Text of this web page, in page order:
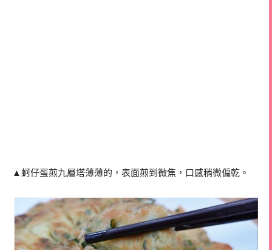
▲蚵仔蛋煎九層塔薄薄的，表面煎到微焦，口感稍微偏乾。